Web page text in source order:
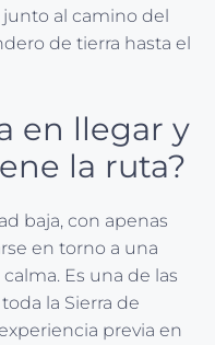
junto al camino del
de tierra hasta el
en llegar y
la ruta?
baja, con apenas
en torno a una
Es una de las
la Sierra de
previa en